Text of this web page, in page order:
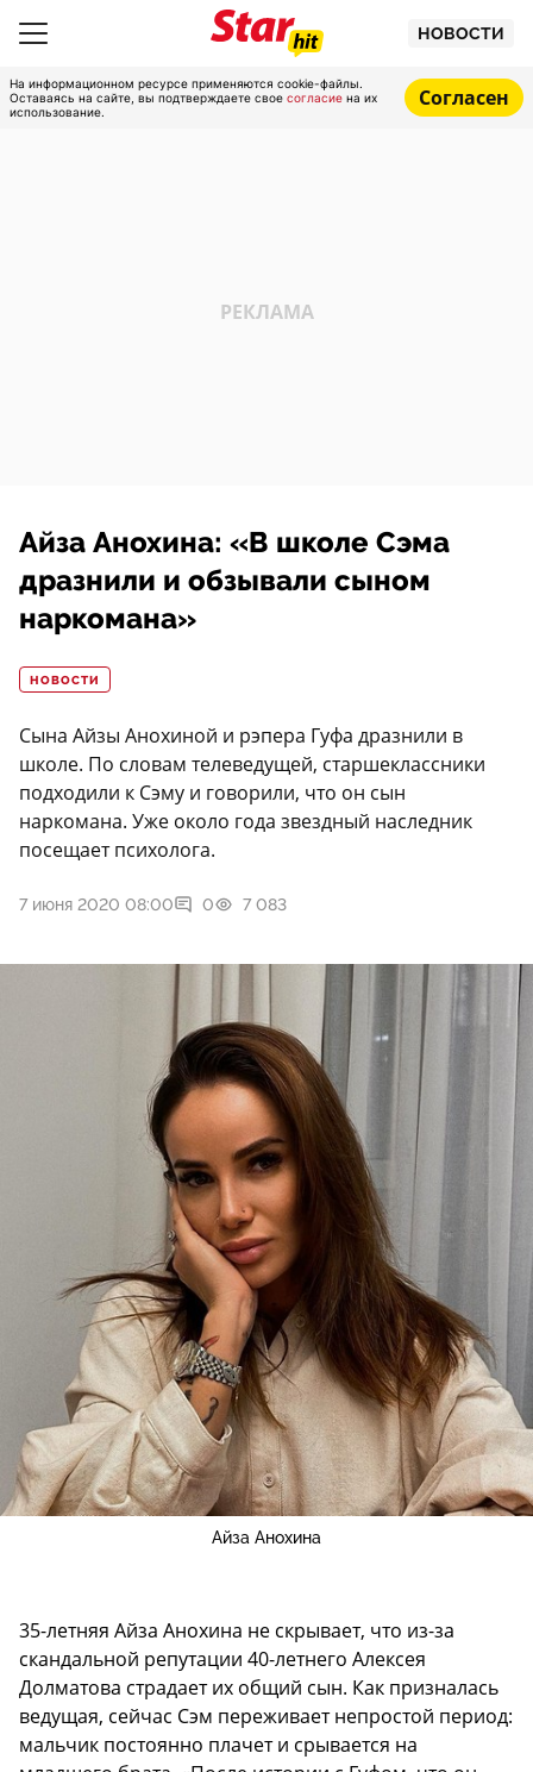
НОВОСТИ
На информационном ресурсе применяются cookie-файлы.
Оставаясь на сайте, вы подтверждаете свое согласие на их
использование.
Согласен
Айза Анохина: «В школе Сэма
дразнили и обзывали сыном
наркомана»
НОВОСТИ
Сына Айзы Анохиной и рэпера Гуфа дразнили в
школе. По словам телеведущей, старшеклассники
подходили к Сэму и говорили, что он сын
наркомана. Уже около года звездный наследник
посещает психолога.
7 июня 2020 08:00 0 7 083
Айза Анохина
35-летняя Айза Анохина не скрывает, что из-за
скандальной репутации 40-летнего Алексея
Долматова страдает их общий сын. Как призналась
ведущая, сейчас Сэм переживает непростой период:
мальчик постоянно плачет и срывается на